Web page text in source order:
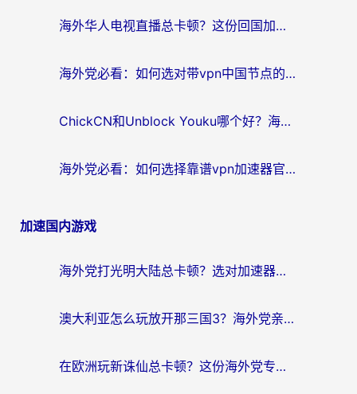
海外华人电视直播总卡顿？这份回国加速器选择指南帮你无缝看国内资源
海外党必看：如何选对带vpn中国节点的加速器？无缝访问国内资源全攻略
ChickCN和Unblock Youku哪个好？海外党亲测4款热门回国加速器，附避坑指南
海外党必看：如何选择靠谱vpn加速器官网？轻松解决国内APP地区限制
加速国内游戏
海外党打光明大陆总卡顿？选对加速器才是关键！（附亲测好用的推荐）
澳大利亚怎么玩放开那三国3？海外党亲测有效的国服游戏加速指南
在欧洲玩新诛仙总卡顿？这份海外党专属加速器指南帮你解决延迟难题